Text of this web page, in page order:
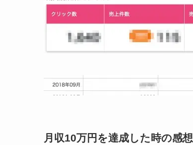
月収10万円を達成した時の感想